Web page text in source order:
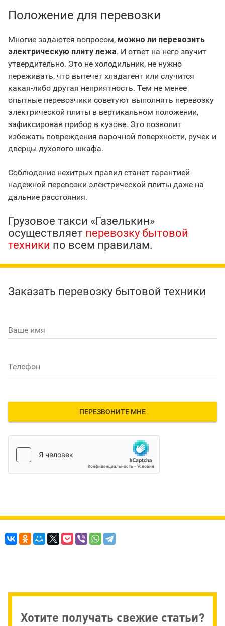
Положение для перевозки
Многие задаются вопросом, можно ли перевозить
электрическую плиту лежа. И ответ на него звучит
утвердительно. Это не холодильник, не нужно
переживать, что вытечет хладагент или случится
какая-либо другая неприятность. Тем не менее
опытные перевозчики советуют выполнять перевозку
электрической плиты в вертикальном положении,
зафиксировав прибор в кузове. Это позволит
избежать повреждения варочной поверхности, ручек и
дверцы духового шкафа.
Соблюдение нехитрых правил станет гарантией
надежной перевозки электрической плиты даже на
дальние расстояния.
Грузовое такси «Газелькин»
осуществляет перевозку бытовой
техники по всем правилам.
Заказать перевозку бытовой техники
Ваше имя
Телефон
ПЕРЕЗВОНИТЕ МНЕ
Хотите получать свежие статьи?